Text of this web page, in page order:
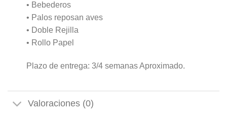
• Bebederos
• Palos reposan aves
• Doble Rejilla
• Rollo Papel
Plazo de entrega: 3/4 semanas Aproximado.
Valoraciones (0)